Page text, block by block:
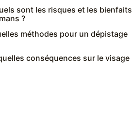
sont les risques et les bienfaits
?
méthodes pour un dépistage
conséquences sur le visage